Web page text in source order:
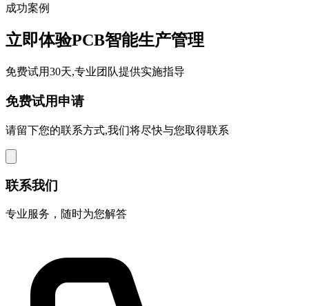
成功案例
立即体验PCB智能生产管理
免费试用30天,专业团队提供实施指导
免费试用申请
请留下您的联系方式,我们将尽快与您取得联系
联系我们
专业服务，随时为您解答